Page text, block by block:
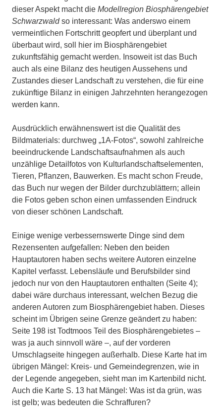
dieser Aspekt macht die Modellregion Biosphärengebiet
Schwarzwaldso interessant: Was anderswo einem
vermeintlichen Fortschritt geopfert und überplant und
überbaut wird, soll hier im Biosphärengebiet
zukunftsfähig gemacht werden. Insoweit ist das Buch
auch als eine Bilanz des heutigen Aussehens und
Zustandes dieser Landschaft zu verstehen, die für eine
zukünftige Bilanz in einigen Jahrzehnten herangezogen
werden kann.
Ausdrücklich erwähnenswert ist die Qualität des
Bildmaterials: durchweg „1A-Fotos“, sowohl zahlreiche
beeindruckende Landschaftsaufnahmen als auch
unzählige Detailfotos von Kulturlandschaftselementen,
Tieren, Pflanzen, Bauwerken. Es macht schon Freude,
das Buch nur wegen der Bilder durchzublättern; allein
die Fotos geben schon einen umfassenden Eindruck
von dieser schönen Landschaft.
Einige wenige verbessernswerte Dinge sind dem
Rezensenten aufgefallen: Neben den beiden
Hauptautoren haben sechs weitere Autoren einzelne
Kapitel verfasst. Lebensläufe und Berufsbilder sind
jedoch nur von den Hauptautoren enthalten (Seite 4);
dabei wäre durchaus interessant, welchen Bezug die
anderen Autoren zum Biosphärengebiet haben. Dieses
scheint im Übrigen seine Grenze geändert zu haben:
Seite 198 ist Todtmoos Teil des Biosphärengebietes –
was ja auch sinnvoll wäre –, auf der vorderen
Umschlagseite hingegen außerhalb. Diese Karte hat im
übrigen Mängel: Kreis- und Gemeindegrenzen, wie in
der Legende angegeben, sieht man im Kartenbild nicht.
Auch die Karte S. 13 hat Mängel: Was ist da grün, was
ist gelb; was bedeuten die Schraffuren?